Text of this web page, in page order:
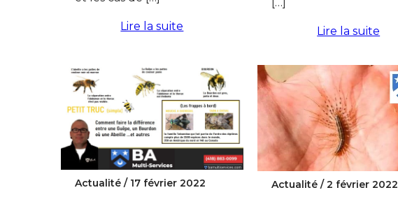
Lire la suite Lire la suite
Actualité / 17 février 2022 Actualité /2 février 2022